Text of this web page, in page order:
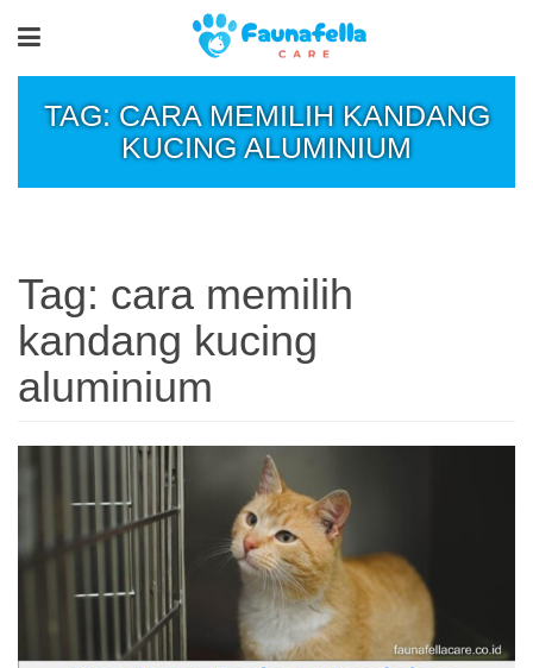
TAG: CARA MEMILIH KANDANG
KUCING ALUMINIUM
Tag: cara memilih
kandang kucing
aluminium